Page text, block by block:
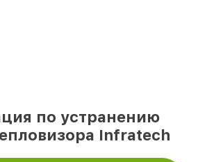
по устранению
Infratech